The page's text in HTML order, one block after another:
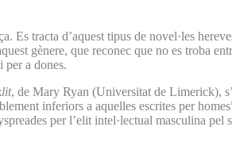
Es tracta d’aquest tipus de novel·les
gènere, que reconec que no es troba
per a dones.
, de Mary Ryan (Universitat de Limerick),
inferiors a aquelles escrites per
per l’elit intel·lectual masculina pel